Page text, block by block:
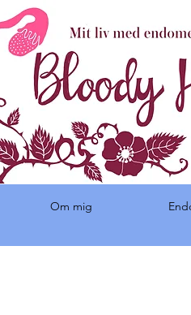
Om mig